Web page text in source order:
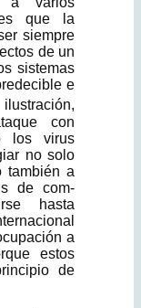
que la
siempre
de un
sistemas
e
con
los virus
no solo
también a
de com­
hasta
a
estos
de